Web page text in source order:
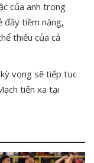
của anh trong
đầy tiềm năng,
thiếu của cả
vọng sẽ tiếp tục
tiến xa tại